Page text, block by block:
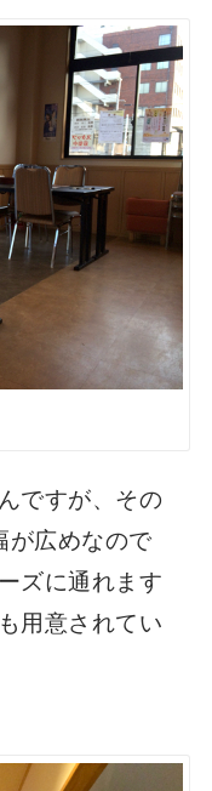
ですが、その
が広めなので
ズに通れます
用意されてい